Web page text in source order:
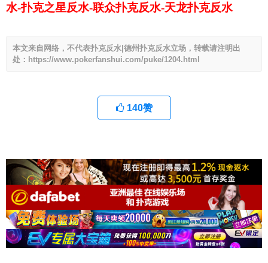
水-扑克之星反水-联众扑克反水-天龙扑克反水
本文来自网络，不代表扑克反水|德州扑克反水立场，转载请注明出
处：https://www.pokerfanshui.com/puke/1204.html
140赞